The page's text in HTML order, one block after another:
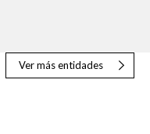
Ver más entidades